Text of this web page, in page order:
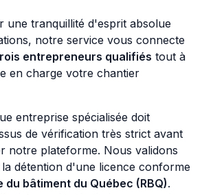
une tranquillité d'esprit absolue
notre service vous connecte
entrepreneurs qualifiés tout à
en charge votre chantier
entreprise spécialisée doit
de vérification très strict avant
notre plateforme. Nous validons
détention d'une licence conforme
du bâtiment du Québec (RBQ).